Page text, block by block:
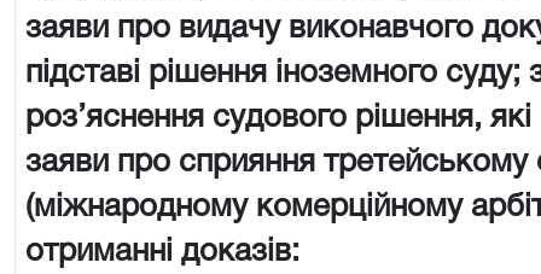
заяви про видачу виконавчого
підставі рішення іноземного суду;
роз’яснення судового рішення,
заяви про сприяння третейському
(міжнародному комерційному
отриманні доказів: